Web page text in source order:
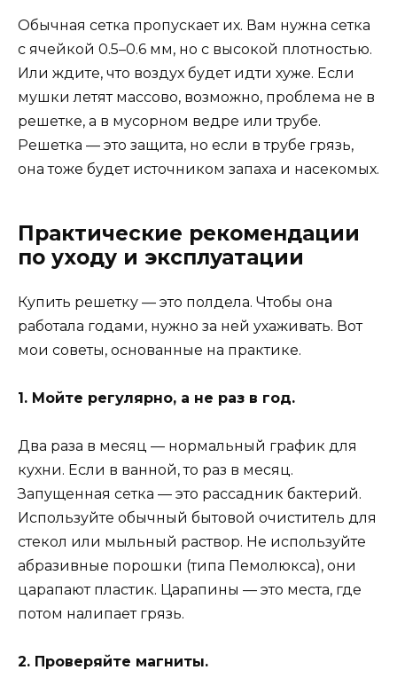
Обычная сетка пропускает их. Вам нужна сетка
с ячейкой 0.5–0.6 мм, но с высокой плотностью.
Или ждите, что воздух будет идти хуже. Если
мушки летят массово, возможно, проблема не в
решетке, а в мусорном ведре или трубе.
Решетка — это защита, но если в трубе грязь,
она тоже будет источником запаха и насекомых.
Практические рекомендации
по уходу и эксплуатации
Купить решетку — это полдела. Чтобы она
работала годами, нужно за ней ухаживать. Вот
мои советы, основанные на практике.
1. Мойте регулярно, а не раз в год.
Два раза в месяц — нормальный график для
кухни. Если в ванной, то раз в месяц.
Запущенная сетка — это рассадник бактерий.
Используйте обычный бытовой очиститель для
стекол или мыльный раствор. Не используйте
абразивные порошки (типа Пемолюкса), они
царапают пластик. Царапины — это места, где
потом налипает грязь.
2. Проверяйте магниты.